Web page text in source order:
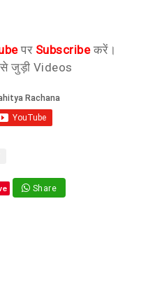
पर Subscribeकरें।
से जुड़ी Videos
Share